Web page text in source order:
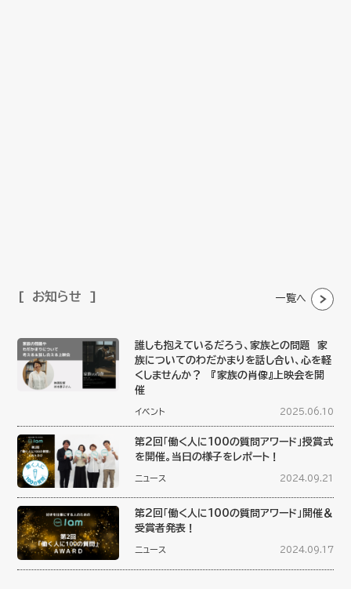
お知らせ 一覧へ
誰しも抱えているだろう、家族との問題 家
族についてのわだかまりを話し合い、心を軽
くしませんか？ 『家族の肖像』上映会を開
催
イベント 2025.06.10
第2回「働く人に100の質問アワード」授賞式
を開催。当日の様子をレポート！
ニュース 2024.09.21
第2回「働く人に100の質問アワード」開催＆
受賞者発表！
ニュース 2024.09.17